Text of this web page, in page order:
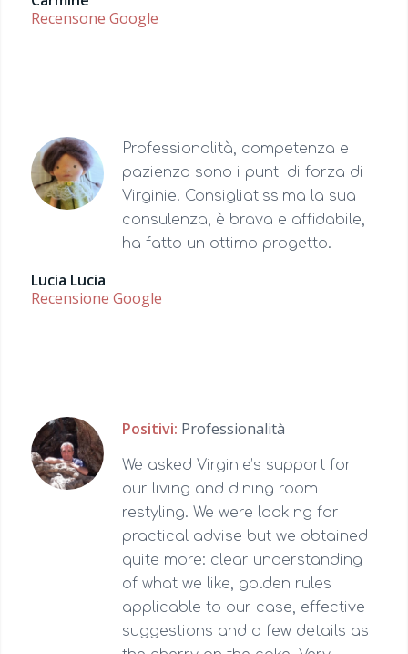
Recensone Google
Professionalità, competenza e
pazienza sono i punti di forza di
Virginie. Consigliatissima la sua
consulenza, è brava e affidabile,
ha fatto un ottimo progetto.
Lucia Lucia
Recensione Google
Positivi: Professionalità
We asked Virginie’s support for
our living and dining room
restyling. We were looking for
practical advise but we obtained
quite more: clear understanding
of what we like, golden rules
applicable to our case, effective
suggestions and a few details as